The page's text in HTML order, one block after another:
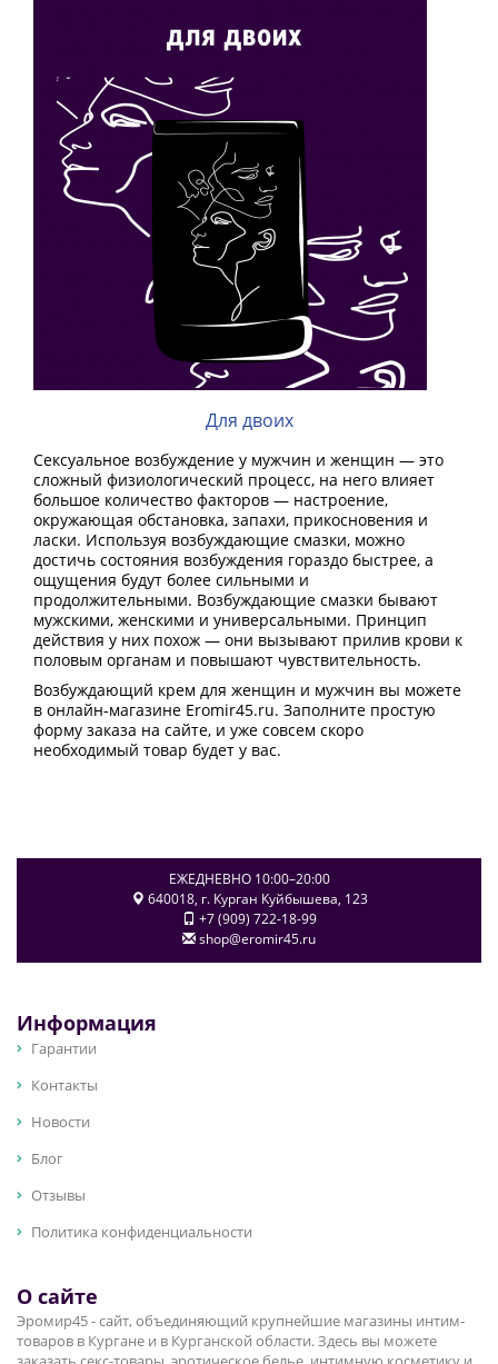
Для двоих
Сексуальное возбуждение у мужчин и женщин — это
сложный физиологический процесс, на него влияет
большое количество факторов — настроение,
окружающая обстановка, запахи, прикосновения и
ласки. Используя возбуждающие смазки, можно
достичь состояния возбуждения гораздо быстрее, а
ощущения будут более сильными и
продолжительными. Возбуждающие смазки бывают
мужскими, женскими и универсальными. Принцип
действия у них похож — они вызывают прилив крови к
половым органам и повышают чувствительность.
Возбуждающий крем для женщин и мужчин вы можете
в онлайн-магазине Eromir45.ru. Заполните простую
форму заказа на сайте, и уже совсем скоро
необходимый товар будет у вас.
ЕЖЕДНЕВНО 10:00–20:00
640018, г. Курган Куйбышева, 123
+7 (909) 722-18-99
shop@eromir45.ru
Информация
Гарантии
Контакты
Новости
Блог
Отзывы
Политика конфиденциальности
О сайте
Эромир45 - сайт, объединяющий крупнейшие магазины интим-
товаров в Кургане и в Курганской области. Здесь вы можете